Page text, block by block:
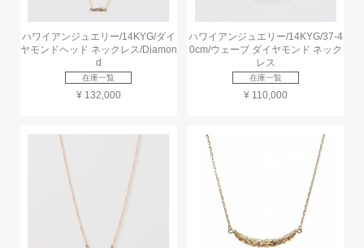
ハワイアンジュエリー/14KYG/ダイ
ヤモンドヘッド ネックレス/Diamon
d
在庫一覧
¥ 132,000
ハワイアンジュエリー/14KYG/37-4
0cm/ウェーブ ダイヤモンド ネック
レス
在庫一覧
¥ 110,000